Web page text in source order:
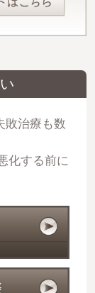
敗治療も数
化する前に